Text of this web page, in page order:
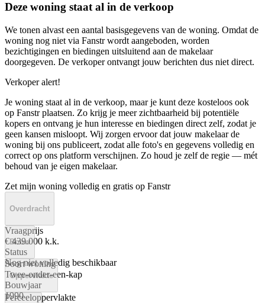
Deze woning staat al in de verkoop
We tonen alvast een aantal basisgegevens van de woning. Omdat de
woning nog niet via Fanstr wordt aangeboden, worden
bezichtigingen en biedingen uitsluitend aan de makelaar
doorgegeven. De verkoper ontvangt jouw berichten dus niet direct.
Verkoper alert!
Je woning staat al in de verkoop, maar je kunt deze kosteloos ook
op Fanstr plaatsen. Zo krijg je meer zichtbaarheid bij potentiële
kopers en ontvang je hun interesse en biedingen direct zelf, zodat je
geen kansen misloopt. Wij zorgen ervoor dat jouw makelaar de
woning bij ons publiceert, zodat alle foto's en gegevens volledig en
correct op ons platform verschijnen. Zo houd je zelf de regie — mét
behoud van je eigen makelaar.
Zet mijn woning volledig en gratis op Fanstr
Overdracht
Vraagprijs
€ 439.000 k.k.
Status
Nog niet volledig beschikbaar
Bouw
Soort woning
Twee-onder-een-kap
Bouwjaar
1990
Oppervlakte
Perceeloppervlakte